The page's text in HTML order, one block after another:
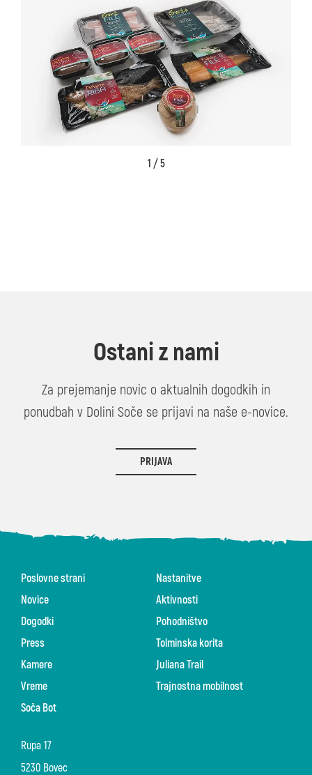
1 / 5
Ostani z nami
Za prejemanje novic o aktualnih dogodkih in
ponudbah v Dolini Soče se prijavi na naše e-novice.
PRIJAVA
Rupa 17
5230 Bovec
Poslovne strani
Novice
Dogodki
Press
Kamere
Vreme
Soča Bot
Nastanitve
Aktivnosti
Pohodništvo
Tolminska korita
Juliana Trail
Trajnostna mobilnost